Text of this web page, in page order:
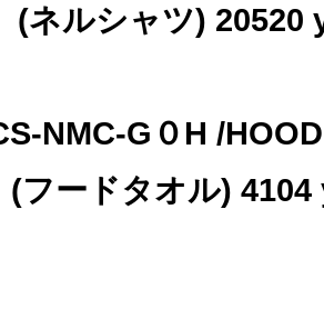
(ネルシャツ) 20520
NMC-G０H /
(フードタオル) 4104